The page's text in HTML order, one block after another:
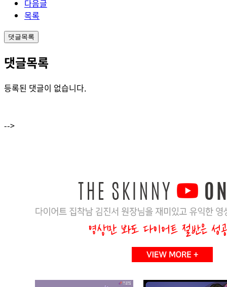
다음글
목록
댓글목록
댓글목록
등록된 댓글이 없습니다.
-->